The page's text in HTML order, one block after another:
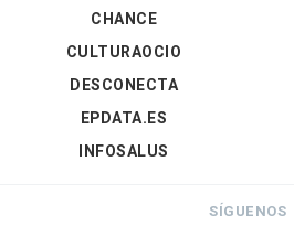
CHANCE
CULTURAOCIO
DESCONECTA
EPDATA.ES
INFOSALUS
SÍGUENOS